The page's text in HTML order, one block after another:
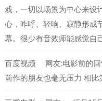
戏，一切以场景为中心来设
心，咋呼、轻响、寂静形成
幕。很少有音效师能感觉自
百度视频
网友:电影前的
前作的朋友也毫无压力 相比